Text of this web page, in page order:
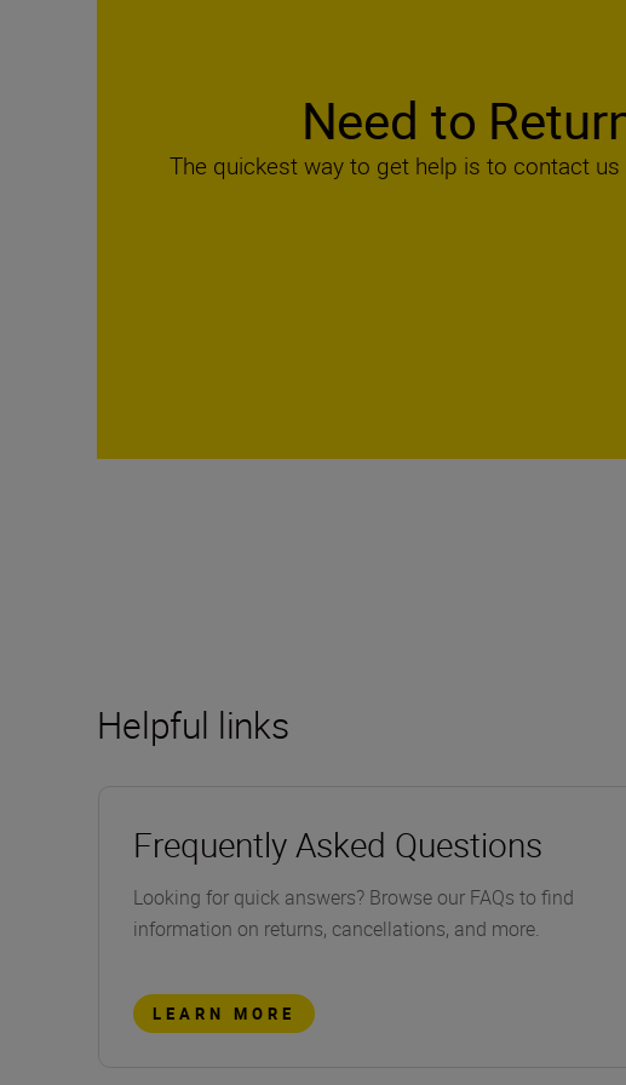
Need to
The quickest way to get help is to contact
Helpful links
Frequently Asked Questions
Looking for quick answers? Browse our FAQs to find
information on returns, cancellations, and more.
LEARN MORE